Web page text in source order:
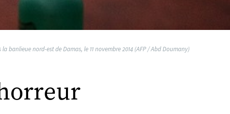
nord-est de Damas, le 11 novembre 2014 (AFP / Abd Doumany)